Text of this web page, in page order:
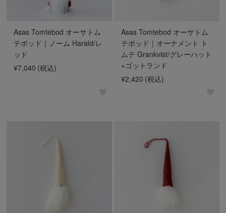
Asas Tomtebod オーサトム
テボッド｜ノーム Harald/レ
ッド
¥7,040 (税込)
Asas Tomtebod オーサトム
テボッド｜オーナメント ト
ムテ Grankvist/グレーハット
×ゴットランド
¥2,420 (税込)